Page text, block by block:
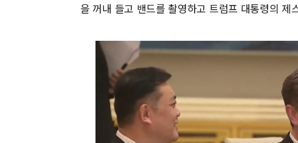
을 꺼내 들고 밴드를 촬영하고 트럼프 대통령의 제